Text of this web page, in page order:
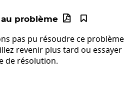
problème 

pas pu résoudre ce problème
revenir plus tard ou essayer
de résolution.